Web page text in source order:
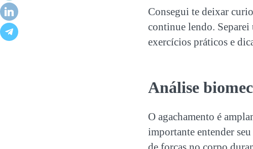
Consegui te deixar
continue lendo.
exercícios práticos e
Análise
O agachamento é
importante entender